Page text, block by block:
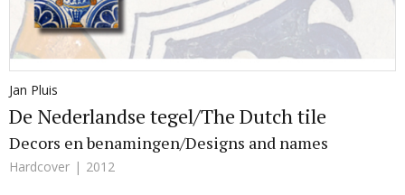
Jan Pluis
De Nederlandse tegel/The Dutch tile
Decors en benamingen/Designs and names
Hardcover 2012